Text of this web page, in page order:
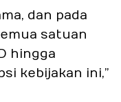
dan pada
satuan
hingga
kebijakan ini,”